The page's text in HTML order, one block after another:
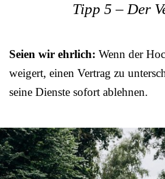
Tipp 5 – Der
Seien wir ehrlich: Wenn der
weigert, einen Vertrag zu
seine Dienste sofort ablehnen.